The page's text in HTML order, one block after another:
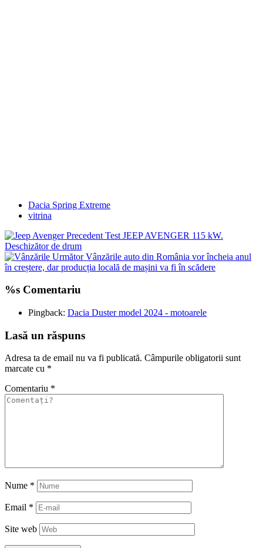
Dacia Spring Extreme
vitrina
Precedent Test JEEP AVENGER 115 kW.
Deschizător de drum
Următor Vânzările auto din România vor încheia anul
în creștere, dar producția locală de mașini va fi în scădere
%s Comentariu
Pingback: Dacia Duster model 2024 - motoarele
Lasă un răspuns
Adresa ta de email nu va fi publicată. Câmpurile obligatorii sunt
marcate cu *
Comentariu *
Nume *
Email *
Site web